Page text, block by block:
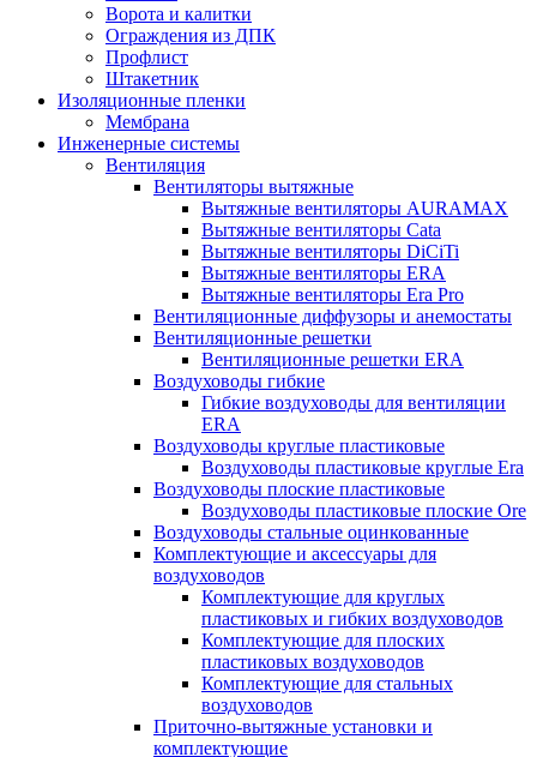
Ворота и калитки
Ограждения из ДПК
Профлист
Штакетник
Изоляционные пленки
Мембрана
Инженерные системы
Вентиляция
Вентиляторы вытяжные
Вытяжные вентиляторы AURAMAX
Вытяжные вентиляторы Cata
Вытяжные вентиляторы DiCiTi
Вытяжные вентиляторы ERA
Вытяжные вентиляторы Era Pro
Вентиляционные диффузоры и анемостаты
Вентиляционные решетки
Вентиляционные решетки ERA
Воздуховоды гибкие
Гибкие воздуховоды для вентиляции
ERA
Воздуховоды круглые пластиковые
Воздуховоды пластиковые круглые Era
Воздуховоды плоские пластиковые
Воздуховоды пластиковые плоские Ore
Воздуховоды стальные оцинкованные
Комплектующие и аксессуары для
воздуховодов
Комплектующие для круглых
пластиковых и гибких воздуховодов
Комплектующие для плоских
пластиковых воздуховодов
Комплектующие для стальных
воздуховодов
Приточно-вытяжные установки и
комплектующие